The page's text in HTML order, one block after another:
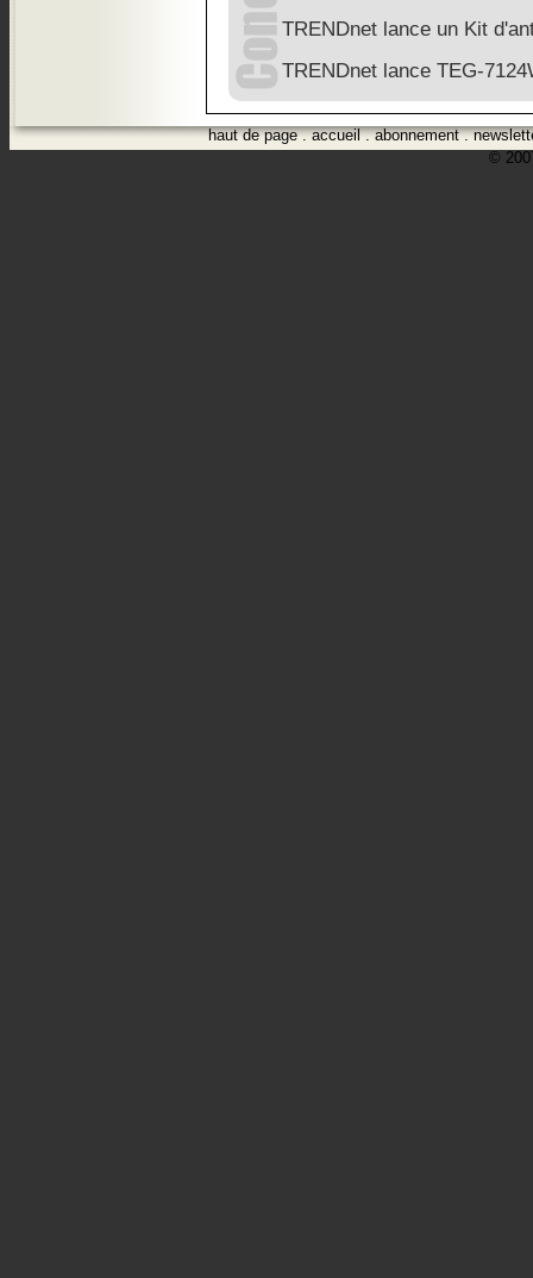
TRENDnet lance un Kit
TRENDnet lance TEG-
haut de page.accueil.abonnement.
©